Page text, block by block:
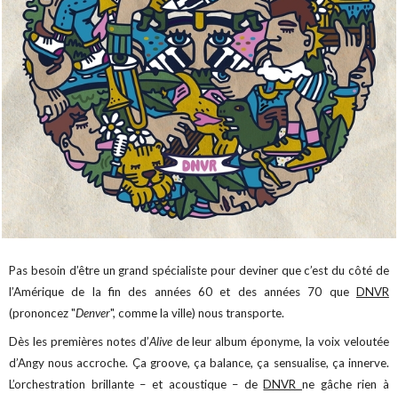
Pas besoin d’être un grand spécialiste pour deviner que c’est du côté de
l’Amérique de la fin des années 60 et des années 70 que DNVR
(prononcez "Denver", comme la ville) nous transporte.
Dès les premières notes d’Alivede leur album éponyme, la voix veloutée
d’Angy nous accroche. Ça groove, ça balance, ça sensualise, ça innerve.
L’orchestration brillante – et acoustique – deDNVRne gâche rien à